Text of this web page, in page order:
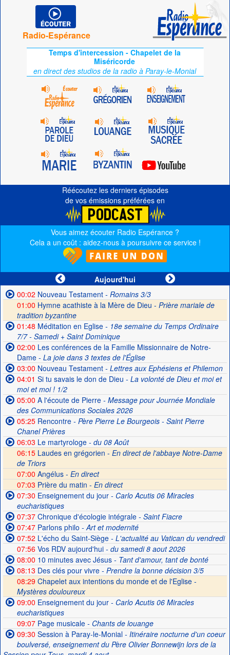
Radio-Espérance
Temps d'intercession - Chapelet de la
Miséricorde
en direct des studios de la radio à Paray-le-Monial
Réécoutez les derniers épisodes
de vos émissions préférées en
Vous aimez écouter Radio Espérance ?
Cela a un coût : aidez-nous à poursuivre ce service !
Aujourd'hui
00:02 Nouveau Testament- Romains 3/3
01:00 Hymne acathiste à la Mère de Dieu - Prière mariale de
tradition byzantine
01:48 Méditation en Eglise- 18e semaine du Temps Ordinaire
7/7 - Samedi + Saint Dominique
02:00 Les conférences de la Famille Missionnaire de Notre-
Dame- La joie dans 3 textes de l'Église
03:00 Nouveau Testament- Lettres aux Ephésiens et Philemon
04:01 Si tu savais le don de Dieu - La volonté de Dieu et moi et
moi et moi ! 1/2
05:00 A l'écoute de Pierre- Message pour Journée Mondiale
des Communications Sociales 2026
05:25Rencontre- Père Pierre Le Bourgeois - Saint Pierre
Chanel Prières
06:03 Le martyrologe- du 08 Août
06:15Laudes en grégorien - En direct de l'abbaye Notre-Dame
de Triors
07:00 Angélus - En direct
07:03 Prière du matin - En direct
07:30 Enseignement du jour- Carlo Acutis 06 Miracles
eucharistiques
07:37Chronique d'écologie intégrale- Saint Fiacre
07:47Parlons philo - Art et modernité
07:52 L'écho du Saint-Siège- L'actualité au Vatican du vendredi
07:56Vos RDV aujourd'hui- du samedi 8 aout 2026
08:00 10 minutes avec Jésus- Tant d'amour, tant de bonté
08:13 Des clés pour vivre- Prendre la bonne décision 3/5
08:29 Chapelet aux intentions du monde et de l'Eglise -
Mystères douloureux
09:00 Enseignement du jour- Carlo Acutis 06 Miracles
eucharistiques
09:07Page musicale- Chants de louange
09:30 Session à Paray-le-Monial- Itinéraire nocturne d'un coeur
boulversé, enseignement du Père Olivier Bonnewijn lors de la